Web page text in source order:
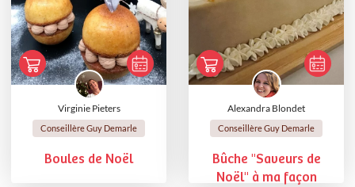
Virginie Pieters
Conseillère Guy Demarle
Boules de Noël
Alexandra Blondet
Conseillère Guy Demarle
Bûche "Saveurs de
Noël" à ma façon